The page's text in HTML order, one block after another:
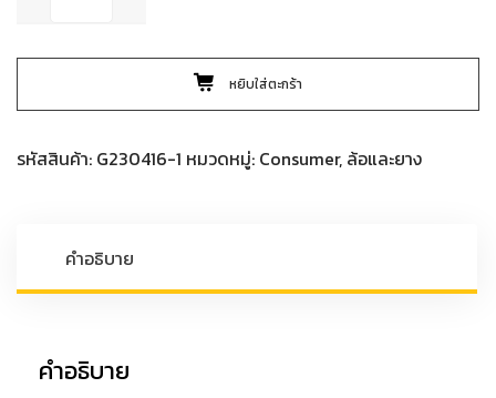
Ceramic
Shine
บริด
ส
เคลือบ
ยาง
หยิบใส่ตะกร้า
รหัสสินค้า: G230416-1 หมวดหมู่: Consumer, ล้อและยาง
คำอธิบาย
คำอธิบาย